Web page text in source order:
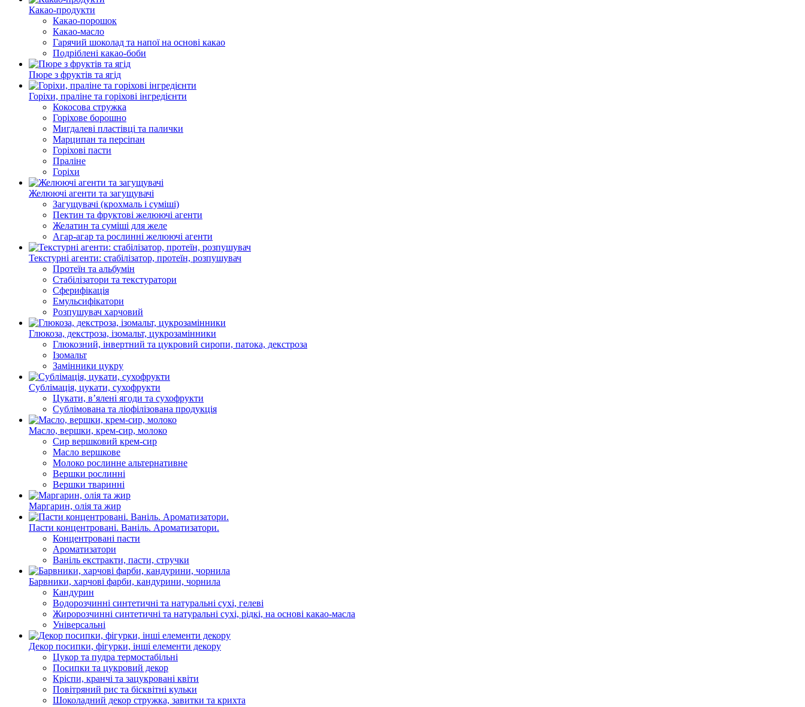
Какао-продукти
Какао-порошок
Какао-масло
Гарячий шоколад та напої на основі какао
Подріблені какао-боби
Пюре з фруктів та ягід
Горіхи, праліне та горіхові інгредієнти
Кокосова стружка
Горіхове борошно
Мигдалеві пластівці та палички
Марципан та персіпан
Горіхові пасти
Пралінe
Горіхи
Желюючі агенти та загущувачі
Загущувачі (крохмаль і суміші)
Пектин та фруктові желюючі агенти
Желатин та суміші для желе
Агар-агар та рослинні желюючі агенти
Текстурні агенти: стабілізатор, протеїн, розпушувач
Протеїн та альбумін
Стабілізатори та текстуратори
Сферифікація
Емульсифікатори
Розпушувач харчовий
Глюкоза, декстроза, ізомальт, цукрозамінники
Глюкозний, інвертний та цукровий сиропи, патока, декстроза
Ізомальт
Замінники цукру
Сублімація, цукати, сухофрукти
Цукати, в’ялені ягоди та сухофрукти
Сублімована та ліофілізована продукція
Масло, вершки, крем-сир, молоко
Сир вершковий крем-сир
Масло вершкове
Молоко рослинне альтернативне
Вершки рослинні
Вершки тваринні
Маргарин, олія та жир
Пасти концентровані. Ваніль. Ароматизатори.
Концентровані пасти
Ароматизатори
Ваніль екстракти, пасти, стручки
Барвники, харчові фарби, кандурини, чорнила
Кандурин
Водорозчинні синтетичні та натуральні сухі, гелеві
Жиророзчинні синтетичні та натуральні сухі, рідкі, на основі какао-масла
Універсальні
Декор посипки, фігурки, інші елементи декору
Цукор та пудра термостабільні
Посипки та цукровий декор
Кріспи, кранчі та зацукровані квіти
Повітряний рис та бісквітні кульки
Шоколадний декор стружка, завитки та крихта